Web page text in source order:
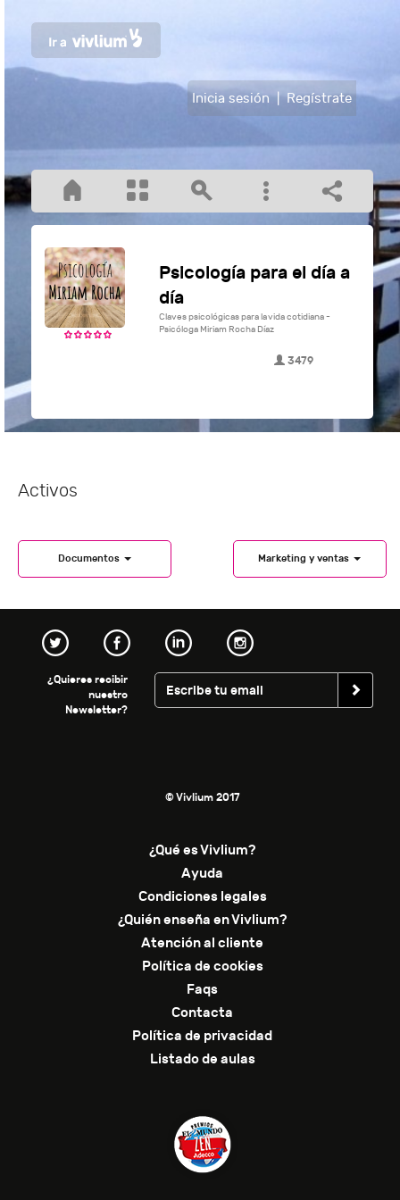
Inicia sesión | Regístrate
Psicología para el día a
día
Claves psicológicas para la vida cotidiana -
Psicóloga Miriam Rocha Díaz
3479
Activos
Documentos Marketing y ventas
¿Quieres recibir
nuestro
Newsletter?
© Vivlium 2017
¿Qué es Vivlium?
Ayuda
Condiciones legales
¿Quién enseña en Vivlium?
Atención al cliente
Política de cookies
Faqs
Contacta
Política de privacidad
Listado de aulas